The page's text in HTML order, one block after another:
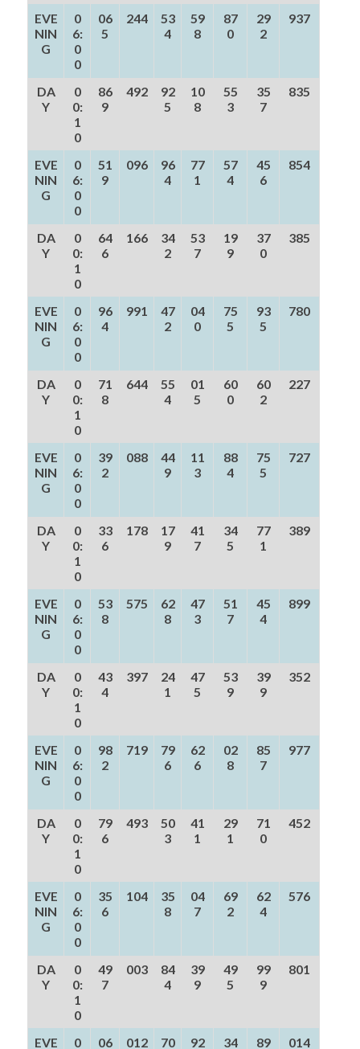
EVE
NIN
G
0
6:
0
0
06
5
244
53
4
59
8
87
0
29
2
937
DA
Y
0
0:
1
0
86
9
492
92
5
10
8
55
3
35
7
835
EVE
NIN
G
0
6:
0
0
51
9
096
96
4
77
1
57
4
45
6
854
DA
Y
0
0:
1
0
64
6
166
34
2
53
7
19
9
37
0
385
EVE
NIN
G
0
6:
0
0
96
4
991
47
2
04
0
75
5
93
5
780
DA
Y
0
0:
1
0
71
8
644
55
4
01
5
60
0
60
2
227
EVE
NIN
G
0
6:
0
0
39
2
088
44
9
11
3
88
4
75
5
727
DA
Y
0
0:
1
0
33
6
178
17
9
41
7
34
5
77
1
389
EVE
NIN
G
0
6:
0
0
53
8
575
62
8
47
3
51
7
45
4
899
DA
Y
0
0:
1
0
43
4
397
24
1
47
5
53
9
39
9
352
EVE
NIN
G
0
6:
0
0
98
2
719
79
6
62
6
02
8
85
7
977
DA
Y
0
0:
1
0
79
6
493
50
3
41
1
29
1
71
0
452
EVE
NIN
G
0
6:
0
0
35
6
104
35
8
04
7
69
2
62
4
576
DA
Y
0
0:
1
0
49
7
003
84
4
39
9
49
5
99
9
801
EVE 0 06 012 70 92 34 89 014